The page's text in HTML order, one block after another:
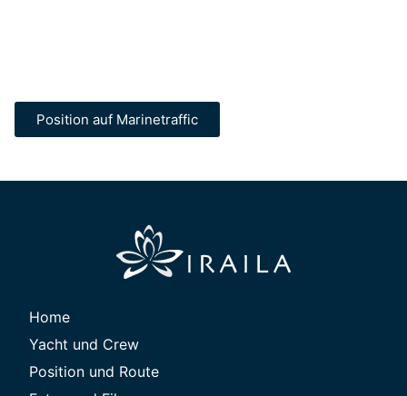
Position auf Marinetraffic
Home
Yacht und Crew
Position und Route